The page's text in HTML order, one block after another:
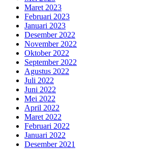
Maret 2023
Februari 2023
Januari 2023
Desember 2022
November 2022
Oktober 2022
September 2022
Agustus 2022
Juli 2022
Juni 2022
Mei 2022
April 2022
Maret 2022
Februari 2022
Januari 2022
Desember 2021